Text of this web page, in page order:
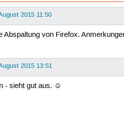
2015 11:50
Abspaltung von Firefox.
2015 13:51
- sieht gut aus. ☺